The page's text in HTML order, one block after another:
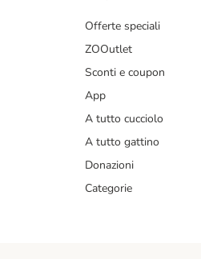
Offerte speciali
ZOOutlet
Sconti e coupon
App
A tutto cucciolo
A tutto gattino
Donazioni
Categorie